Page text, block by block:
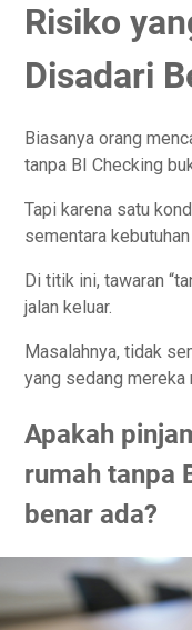
Risiko
Disadari
Biasanya orang
tanpa BI Checking
Tapi karena satu
sementara
Di titik ini, tawaran
jalan keluar.
Masalahnya, tidak
yang sedang mereka
Apakah
rumah tanpa
benar ada?